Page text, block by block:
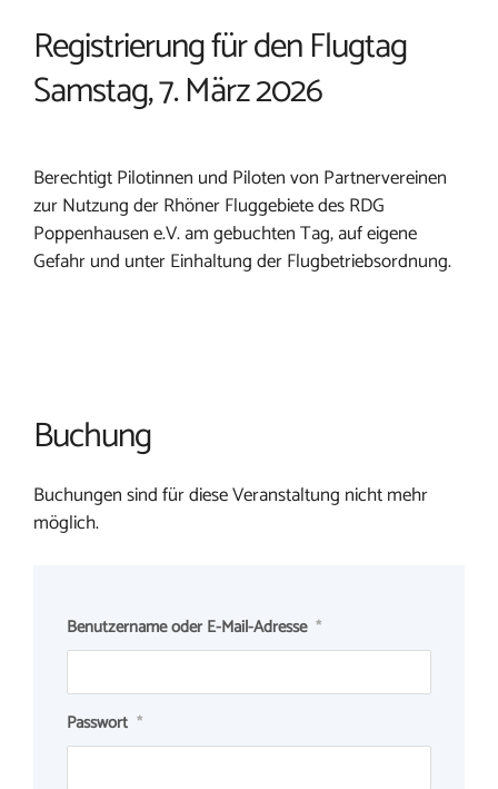
Registrierung für den Flugtag
Samstag, 7. März 2026
Berechtigt Pilotinnen und Piloten von Partnervereinen
zur Nutzung der Rhöner Fluggebiete des RDG
Poppenhausen e.V. am gebuchten Tag, auf eigene
Gefahr und unter Einhaltung der Flugbetriebsordnung.
Buchung
Buchungen sind für diese Veranstaltung nicht mehr
möglich.
Benutzername oder E-Mail-Adresse *
Passwort *